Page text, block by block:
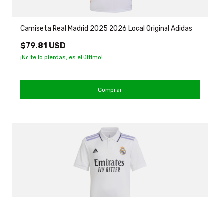
Camiseta Real Madrid 2025 2026 Local Original Adidas
$79.81 USD
¡No te lo pierdas, es el último!
Comprar